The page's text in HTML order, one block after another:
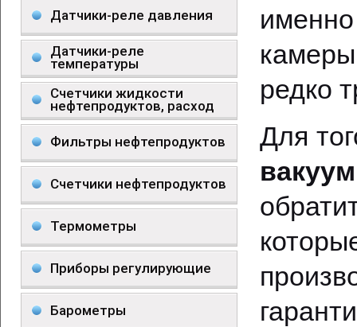
Датчики-реле давления
Датчики-реле
температуры
Счетчики жидкости
нефтепродуктов, расход
Фильтры нефтепродуктов
Счетчики нефтепродуктов
Термометры
Приборы регулирующие
Барометры
редко
Для